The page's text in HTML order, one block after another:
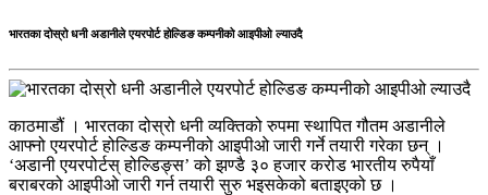
भारतका दोस्रो धनी अडानीले एयरपोर्ट होल्डिङ कम्पनीको आइपीओ ल्याउदै
काठमाडौं । भारतका दोस्रो धनी व्यक्तिको रुपमा स्थापित गौतम अडानीले
आफ्नो एयरपोर्ट होल्डिङ कम्पनीको आइपीओ जारी गर्ने तयारी गरेका छन् ।
‘अडानी एयरपोर्टस् होल्डिङ्स’ को झण्डै ३० हजार करोड भारतीय रुपैयाँ
बराबरको आइपीओ जारी गर्न तयारी सुरु भइसकेको बताइएको छ ।